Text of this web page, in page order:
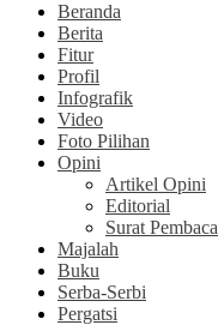
Beranda
Berita
Fitur
Profil
Infografik
Video
Foto Pilihan
Opini
Artikel Opini
Editorial
Surat Pembaca
Majalah
Buku
Serba-Serbi
Pergatsi